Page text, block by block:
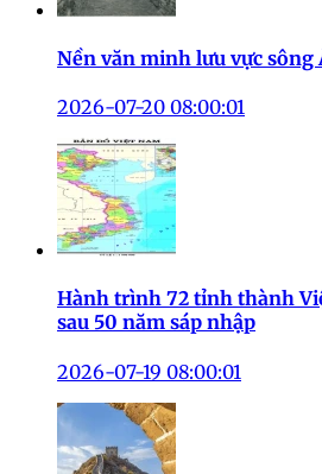
Nền văn minh lưu vực sông
2026-07-20 08:00:01
Hành trình 72 tỉnh thành
sau 50 năm sáp nhập
2026-07-19 08:00:01